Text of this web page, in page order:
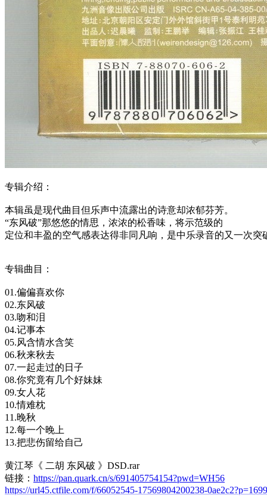
专辑介绍：
本辑虽是现代曲目但乐声中流露出的诗意却浓郁芬芳。
“东风破”那悠悠的情思，浓浓的松香味，将示范级的
定位和丰盈的空气感表达得非同凡响，是中乐录音的又一次突
专辑曲目：
01.偏偏喜欢你
02.东风破
03.吻和泪
04.记事本
05.风含情水含笑
06.秋来秋去
07.一起走过的日子
08.你究竟有几个好妹妹
09.女人花
10.情难枕
11.晚秋
12.每一个晚上
13.把悲伤留给自己
黄江琴《 二胡 东风破 》DSD.rar
链接： https://pan.quark.cn/s/691405754154?pwd=WH56
https://url45.ctfile.com/f/66052545-17569804200238-0ae2c2?p=1699